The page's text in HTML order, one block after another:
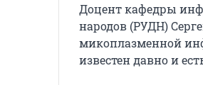
Доцент кафедры
народов (РУДН)
микоплазменной
известен давно и